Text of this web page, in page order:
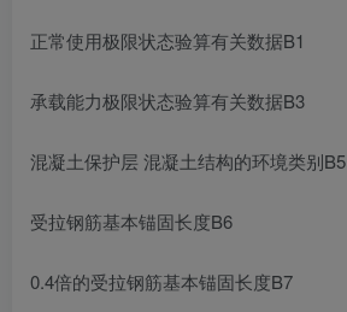
正常使用极限状态验算有关数据B1
承载能力极限状态验算有关数据B3
混凝土保护层 混凝土结构的环境类别B5
受拉钢筋基本锚固长度B6
0.4倍的受拉钢筋基本锚固长度B7